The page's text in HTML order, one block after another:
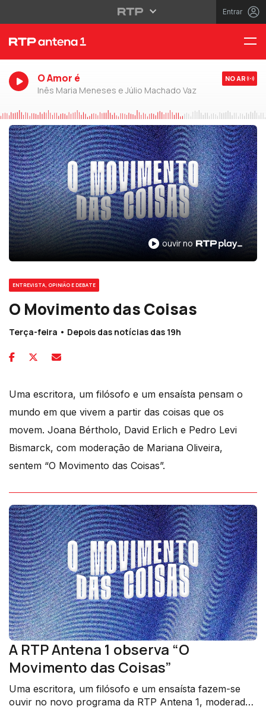
Entrar
O Amor é
Inês Maria Meneses e Júlio Machado Vaz
NO AR
ouvir no
ENTREVISTA, OPINIÃO E DEBATE
O Movimento das Coisas
Terça-feira • Depois das notícias das 19h
Uma escritora, um filósofo e um ensaísta pensam o
mundo em que vivem a partir das coisas que os
movem. Joana Bértholo, David Erlich e Pedro Levi
Bismarck, com moderação de Mariana Oliveira,
sentem “O Movimento das Coisas”.
A RTP Antena 1 observa “O
Movimento das Coisas”
Uma escritora, um filósofo e um ensaísta fazem-se
ouvir no novo programa da RTP Antena 1, moderado